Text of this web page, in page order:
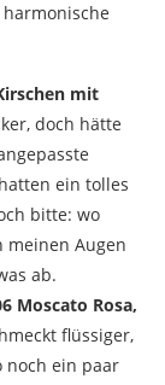
mit
doch hätte
ein tolles
bitte: wo
meinen Augen
ab.
Moscato Rosa,
flüssiger,
noch ein paar